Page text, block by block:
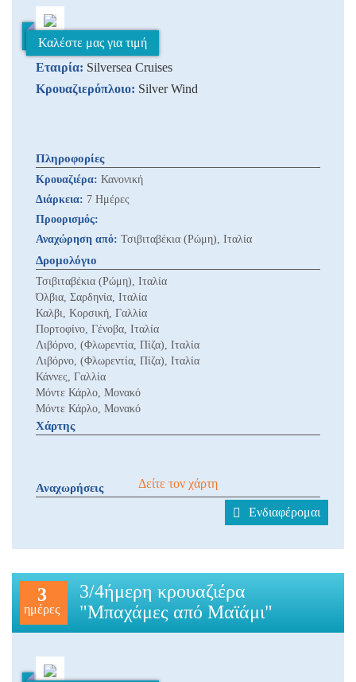
Εταιρία: Silversea Cruises
Κρουαζιερόπλοιο: Silver Wind
Καλέστε μας για τιμή
Πληροφορίες
Κρουαζιέρα: Κανονική
Διάρκεια: 7 Ημέρες
Προορισμός:
Αναχώρηση από: Τσιβιταβέκια (Ρώμη), Ιταλία
Δρομολόγιο
Τσιβιταβέκια (Ρώμη), Ιταλία
Όλβια, Σαρδηνία, Ιταλία
Καλβι, Κορσική, Γαλλία
Πορτοφίνο, Γένοβα, Ιταλία
Λιβόρνο, (Φλωρεντία, Πίζα), Ιταλία
Λιβόρνο, (Φλωρεντία, Πίζα), Ιταλία
Κάννες, Γαλλία
Μόντε Κάρλο, Μονακό
Μόντε Κάρλο, Μονακό
Χάρτης
Δείτε τον χάρτη
Αναχωρήσεις
Ενδιαφέρομαι
3
ημέρες
3/4ήμερη κρουαζιέρα
"Μπαχάμες από Μαϊάμι"